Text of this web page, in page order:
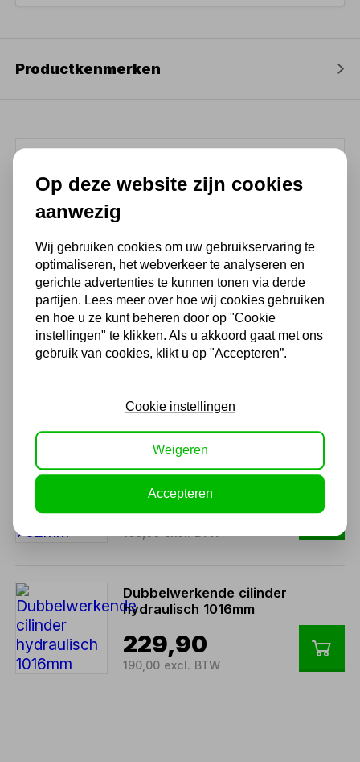
Productkenmerken
(4,3 )
Chat met ons van 9:00 tot 21:00 !
Voor 16.00 u besteld, dezelfde dag
verzonden
(Technische) Vragen ? Bel ons +31
548 51 75 75
1.500 m2 winkel in Rijssen !
Twents familiebedrijf sinds 1992 !
Ook handig
Dubbelwerkende cilinder
hydraulisch 762mm
193,60
160,00 excl. BTW
Dubbelwerkende cilinder
hydraulisch 1016mm
229,90
190,00 excl. BTW
Op deze website zijn cookies
aanwezig
Wij gebruiken cookies om uw gebruikservaring te
optimaliseren, het webverkeer te analyseren en
gerichte advertenties te kunnen tonen via derde
partijen. Lees meer over hoe wij cookies gebruiken
en hoe u ze kunt beheren door op "Cookie
instellingen" te klikken. Als u akkoord gaat met ons
gebruik van cookies, klikt u op "Accepteren”.
Cookie instellingen
Weigeren
Accepteren